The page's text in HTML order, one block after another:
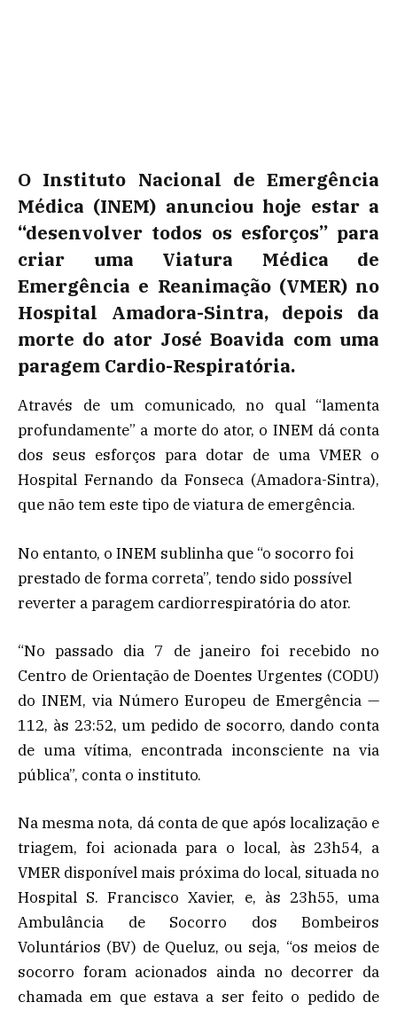
O Instituto Nacional de Emergência
Médica (INEM) anunciou hoje estar a
“desenvolver todos os esforços” para
criar uma Viatura Médica de
Emergência e Reanimação (VMER) no
Hospital Amadora-Sintra, depois da
morte do ator José Boavida com uma
paragem Cardio-Respiratória.
Através de um comunicado, no qual “lamenta
profundamente” a morte do ator, o INEM dá conta
dos seus esforços para dotar de uma VMER o
Hospital Fernando da Fonseca (Amadora-Sintra),
que não tem este tipo de viatura de emergência.
No entanto, o INEM sublinha que “o socorro foi
prestado de forma correta”, tendo sido possível
reverter a paragem cardiorrespiratória do ator.
“No passado dia 7 de janeiro foi recebido no
Centro de Orientação de Doentes Urgentes (CODU)
do INEM, via Número Europeu de Emergência —
112, às 23:52, um pedido de socorro, dando conta
de uma vítima, encontrada inconsciente na via
pública”, conta o instituto.
Na mesma nota, dá conta de que após localização e
triagem, foi acionada para o local, às 23h54, a
VMER disponível mais próxima do local, situada no
Hospital S. Francisco Xavier, e, às 23h55, uma
Ambulância de Socorro dos Bombeiros
Voluntários (BV) de Queluz, ou seja, “os meios de
socorro foram acionados ainda no decorrer da
chamada em que estava a ser feito o pedido de